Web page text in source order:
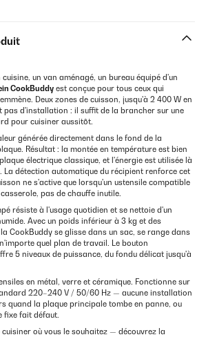
un van aménagé, un bureau équipé d'un
CookBuddy est conçue pour tous ceux qui
Deux zones de cuisson, jusqu'à 2 400 W en
pas d'installation : il suffit de la brancher sur une
pour cuisiner aussitôt.
générée directement dans le fond de la
Résultat : la montée en température est bien
électrique classique, et l'énergie est utilisée là
La détection automatique du récipient renforce cet
ne s'active que lorsqu'un ustensile compatible
pas de chauffe inutile.
résiste à l'usage quotidien et se nettoie d'un
Avec un poids inférieur à 3 kg et des
CookBuddy se glisse dans un sac, se range dans
quel plan de travail. Le bouton
5 niveaux de puissance, du fondu délicat jusqu'à
en métal, verre et céramique. Fonctionne sur
220–240 V / 50/60 Hz — aucune installation
quand la plaque principale tombe en panne, ou
fixe fait défaut.
où vous le souhaitez — découvrez la